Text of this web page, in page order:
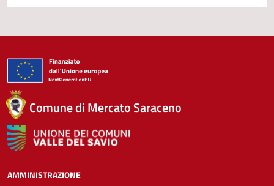
Comune di Mercato Saraceno
AMMINISTRAZIONE